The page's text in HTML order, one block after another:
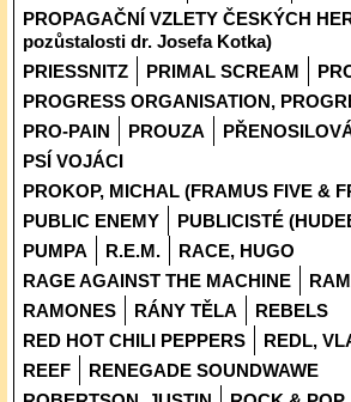
PROPAGAČNÍ VZLETY ČESKÝCH
pozůstalosti dr. Josefa Kotka)
PRIESSNITZ
PRIMAL SCREAM
PROGRESS ORGANISATION,
PRO-PAIN
PROUZA
PSÍ VOJÁCI
PROKOP, MICHAL (FRAMUS FIVE &
PUBLIC ENEMY
PUBLICISTÉ
PUMPA
R.E.M.
RACE, HUGO
RAGE AGAINST THE MACHINE
RAMONES
RÁNY TĚLA
REBELS
RED HOT CHILI PEPPERS
REDL,
REEF
RENEGADE SOUNDWAWE